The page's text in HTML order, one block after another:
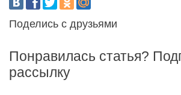
Поделись с друзьями
Понравилась статья?
рассылку